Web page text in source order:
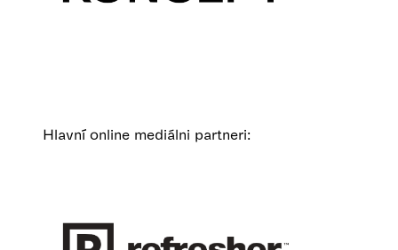
Hlavní online mediálni partneri: